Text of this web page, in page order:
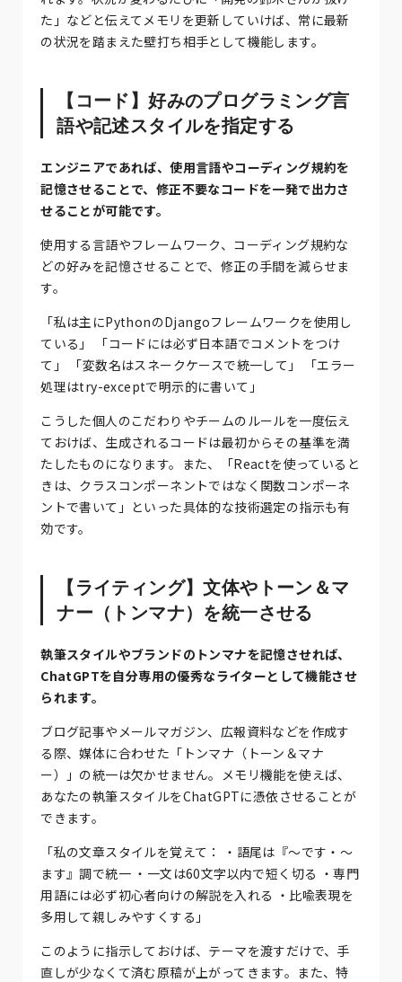
た」などと伝えてメモリを更新していけば、常に最新
の状況を踏まえた壁打ち相手として機能します。
【コード】好みのプログラミング言
語や記述スタイルを指定する
エンジニアであれば、使用言語やコーディング規約を
記憶させることで、修正不要なコードを一発で出力さ
せることが可能です。
使用する言語やフレームワーク、コーディング規約な
どの好みを記憶させることで、修正の手間を減らせま
す。
「私は主にPythonのDjangoフレームワークを使用し
ている」 「コードには必ず日本語でコメントをつけ
て」 「変数名はスネークケースで統一して」 「エラー
処理はtry-exceptで明示的に書いて」
こうした個人のこだわりやチームのルールを一度伝え
ておけば、生成されるコードは最初からその基準を満
たしたものになります。また、「Reactを使っていると
きは、クラスコンポーネントではなく関数コンポーネ
ントで書いて」といった具体的な技術選定の指示も有
効です。
【ライティング】文体やトーン＆マ
ナー（トンマナ）を統一させる
執筆スタイルやブランドのトンマナを記憶させれば、
ChatGPTを自分専用の優秀なライターとして機能させ
られます。
ブログ記事やメールマガジン、広報資料などを作成す
る際、媒体に合わせた「トンマナ（トーン＆マナ
ー）」の統一は欠かせません。メモリ機能を使えば、
あなたの執筆スタイルをChatGPTに憑依させることが
できます。
「私の文章スタイルを覚えて： ・語尾は『〜です・〜
ます』調で統一 ・一文は60文字以内で短く切る ・専門
用語には必ず初心者向けの解説を入れる ・比喩表現を
多用して親しみやすくする」
このように指示しておけば、テーマを渡すだけで、手
直しが少なくて済む原稿が上がってきます。また、特